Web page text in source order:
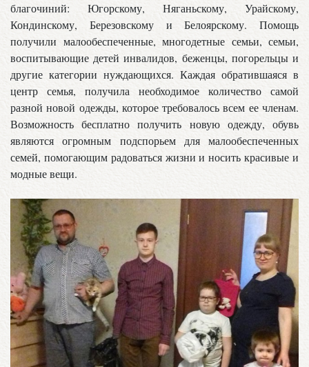
благочиний: Югорскому, Няганьскому, Урайскому,
Кондинскому, Березовскому и Белоярскому. Помощь
получили малообеспеченные, многодетные семьи, семьи,
воспитывающие детей инвалидов, беженцы, погорельцы и
другие категории нуждающихся. Каждая обратившаяся в
центр семья, получила необходимое количество самой
разной новой одежды, которое требовалось всем ее членам.
Возможность бесплатно получить новую одежду, обувь
являются огромным подспорьем для малообеспеченных
семей, помогающим радоваться жизни и носить красивые и
модные вещи.